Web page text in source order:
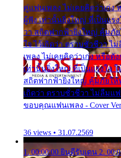
คู่แฟนเพลง ไม่เคยคิดว่าเก่
ผู้ฟัง เท่านั้นยิ่งใหญ่ ที่เป็นแร
วา สถิตฟากฟ้ายิ่งใหญ่ คุ้มภัย
ใจ ไว้เถิดว่า ตราบชั่วชีวา
เพลง ไม่เคยคิดว่าเก่ง หรือ
เท่านั้นยิ่งใหญ่ ที่เป็นแรงใจ
สถิตฟากฟ้ายิ่งใหญ่ คุ้มภัยให้
เถิดว่า ตราบชั่วชีวา ไม่ลืมแ
ขอบคุณแฟนเพลง - Cover
36 views • 31.07.2569
1. 00:00:00 ยินดีรับเดน 2.